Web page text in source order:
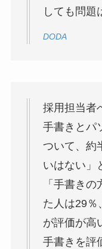
しても問題
DODA
採用担当者
手書きとパ
ついて、約
いはない」
「手書き
た人は29％
が評価が高
手書きを評